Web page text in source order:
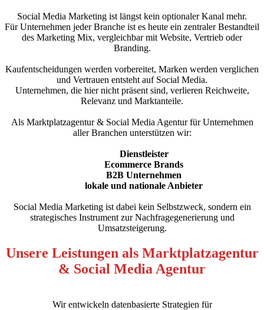
Social Media Marketing ist längst kein optionaler Kanal mehr.
Für Unternehmen jeder Branche ist es heute ein zentraler Bestandteil
des Marketing Mix, vergleichbar mit Website, Vertrieb oder
Branding.
Kaufentscheidungen werden vorbereitet, Marken werden verglichen
und Vertrauen entsteht auf Social Media.
Unternehmen, die hier nicht präsent sind, verlieren Reichweite,
Relevanz und Marktanteile.
Als Marktplatzagentur & Social Media Agentur für Unternehmen
aller Branchen unterstützen wir:
Dienstleister
Ecommerce Brands
B2B Unternehmen
lokale und nationale Anbieter
Social Media Marketing ist dabei kein Selbstzweck, sondern ein
strategisches Instrument zur Nachfragegenerierung und
Umsatzsteigerung.
Unsere Leistungen als Marktplatzagentur
& Social Media Agentur
Wir entwickeln datenbasierte Strategien für